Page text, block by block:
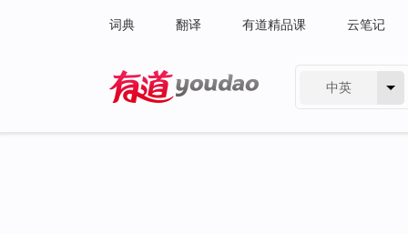
词典 翻译 有道精品课 云笔记
中英